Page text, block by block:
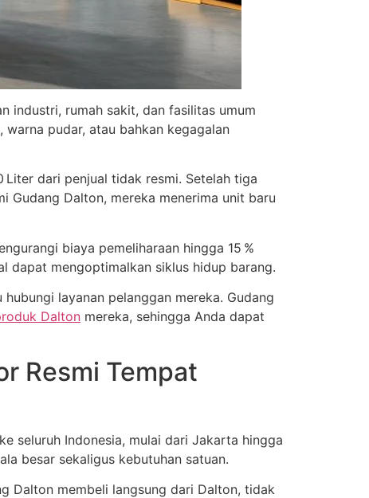
industri, rumah sakit, dan fasilitas umum
pudar, atau bahkan kegagalan
dari penjual tidak resmi. Setelah tiga
Gudang Dalton, mereka menerima unit baru
biaya pemeliharaan hingga 15 %
dapat mengoptimalkan siklus hidup barang.
layanan pelanggan mereka. Gudang
Dalton mereka, sehingga Anda dapat
Resmi Tempat
seluruh Indonesia, mulai dari Jakarta hingga
besar sekaligus kebutuhan satuan.
Dalton membeli langsung dari Dalton, tidak